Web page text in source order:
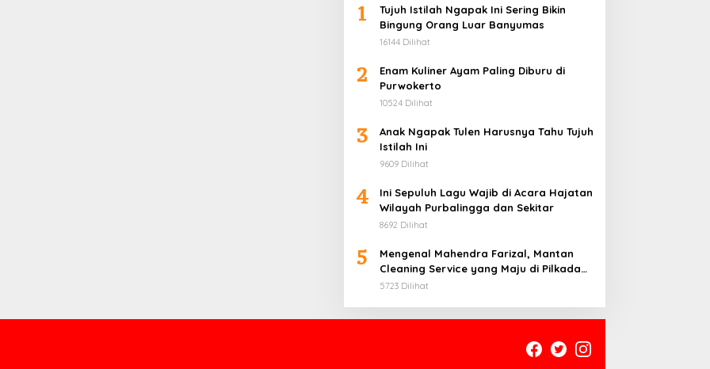
1
Tujuh Istilah Ngapak Ini Sering Bikin
Bingung Orang Luar Banyumas
16144 Dilihat
2
Enam Kuliner Ayam Paling Diburu di
Purwokerto
10524 Dilihat
3
Anak Ngapak Tulen Harusnya Tahu Tujuh
Istilah Ini
9609 Dilihat
4
Ini Sepuluh Lagu Wajib di Acara Hajatan
Wilayah Purbalingga dan Sekitar
8692 Dilihat
5
Mengenal Mahendra Farizal, Mantan
Cleaning Service yang Maju di Pilkada
Purbalingga
5723 Dilihat